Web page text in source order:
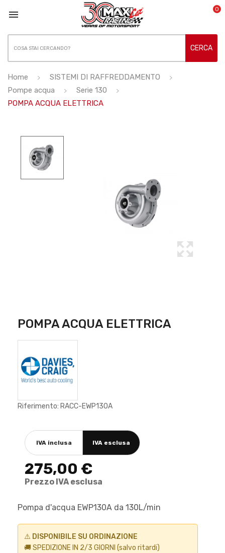
 0
CERCA
Home
SISTEMI DI RAFFREDDAMENTO
Pompe acqua
Serie 130
POMPA ACQUA ELETTRICA
POMPA ACQUA ELETTRICA
Riferimento: RACC-EWP130A
IVA inclusa IVA esclusa
275,00 €
Prezzo IVA esclusa
Pompa d'acqua EWP130A da 130L/min
⚠️ DISPONIBILE SU ORDINAZIONE
🚚 SPEDIZIONE IN 2/3 GIORNI (salvo ritardi)